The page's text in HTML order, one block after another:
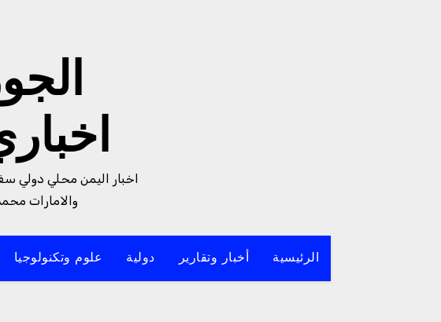
اخبار اليمن محلي دولي
والامارات
الرئيسية أخبار وتقارير دولية علوم وتكنولوجيا